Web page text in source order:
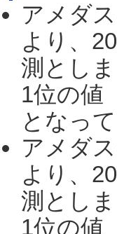
アメダ
より、
測とし
1位の値
となっ
アメダ
より、
測とし
1位の値